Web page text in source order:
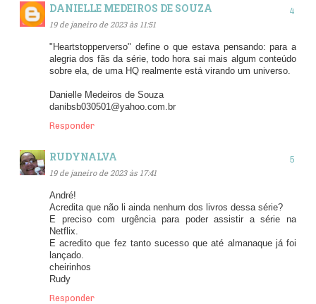
DANIELLE MEDEIROS DE SOUZA
19 de janeiro de 2023 às 11:51
"Heartstopperverso" define o que estava pensando: para a
alegria dos fãs da série, todo hora sai mais algum conteúdo
sobre ela, de uma HQ realmente está virando um universo.
Danielle Medeiros de Souza
danibsb030501@yahoo.com.br
Responder
RUDYNALVA
19 de janeiro de 2023 às 17:41
André!
Acredita que não li ainda nenhum dos livros dessa série?
E preciso com urgência para poder assistir a série na
Netflix.
E acredito que fez tanto sucesso que até almanaque já foi
lançado.
cheirinhos
Rudy
Responder